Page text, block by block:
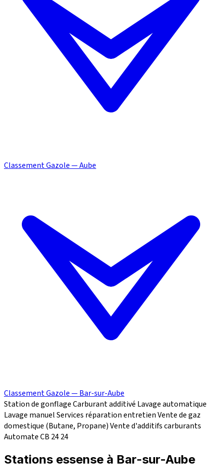
Classement Gazole — Aube
Classement Gazole — Bar-sur-Aube
Station de gonflageCarburant additivé Lavage automatique
Lavage manuelServices réparationentretienVente de gaz
domestique (Butane, Propane)Vente d'additifs carburants
Automate CB 2424
Stations essense à Bar-sur-Aube